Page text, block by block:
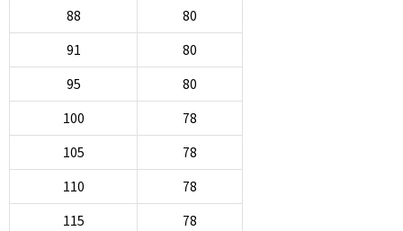
88
80
91
80
95
80
100
78
105
78
110
78
115
78